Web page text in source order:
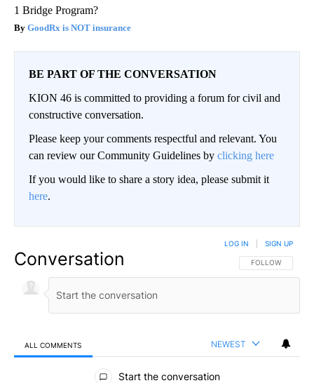
1 Bridge Program?
GoodRx is NOT insurance
BE PART OF THE CONVERSATION
KION 46 is committed to providing a forum for civil and
constructive conversation.
Please keep your comments respectful and relevant. You
can review our Community Guidelines by clicking here
If you would like to share a story idea, please submit it
here.
Conversation FOLLOW THIS
FOLLOW
LOG IN SIGN UP
ALL COMMENTS NEWEST
All Comments
Start the conversation